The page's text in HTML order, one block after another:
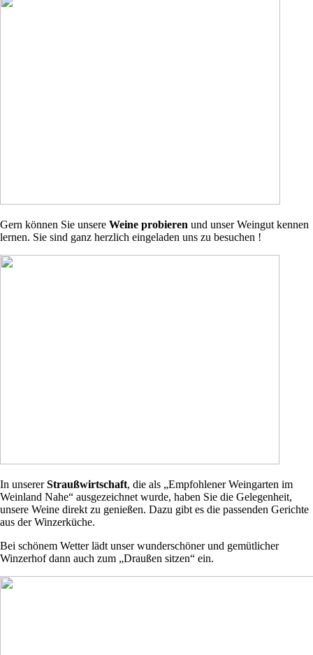
Gern können Sie unsere Weine probieren und unser Weingut kennen
lernen. Sie sind ganz herzlich eingeladen uns zu besuchen !
In unsererStraußwirtschaft, die als „Empfohlener Weingarten im
Weinland Nahe“ ausgezeichnet wurde, haben Sie die Gelegenheit,
unsere Weine direkt zu genießen. Dazu gibt es die passenden Gerichte
aus der Winzerküche.
Bei schönem Wetter lädt unser wunderschöner und gemütlicher
Winzerhof dann auch zum „Draußen sitzen“ ein.